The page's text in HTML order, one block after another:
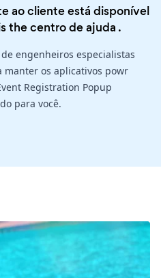
ao cliente está disponível
thecentro de ajuda .
engenheiros especialistas
os aplicativos powr
Registration Popup
para você.